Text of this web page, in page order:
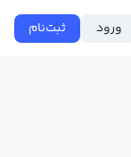
ورود ثبت‌نام